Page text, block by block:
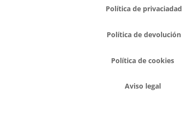
Política de privaciadad
Política de devolución
Política de cookies
Aviso legal